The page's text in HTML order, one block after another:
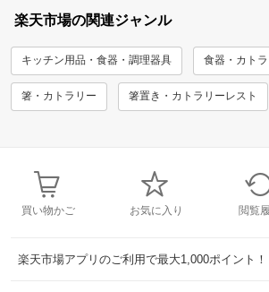
楽天市場の関連ジャンル
キッチン用品・食器・調理器具 食器・カト
箸・カトラリー 箸置き・カトラリーレスト
買い物かご お気に入り 閲覧
楽天市場アプリのご利用で最大1,000ポイント！